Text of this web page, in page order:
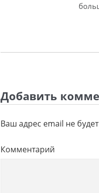
Добавить
Ваш адрес email не
Комментарий